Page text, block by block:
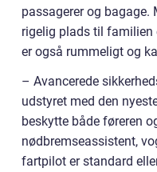
passagerer og
rigelig plads til familien
er også rummeligt og
– Avancerede
udstyret med den
beskytte både føreren
nødbremseassistent,
fartpilot er standard